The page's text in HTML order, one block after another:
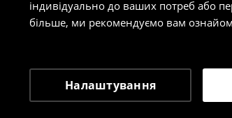
індивідуально до ваших потреб або
більше, ми рекомендуємо вам
Налаштування